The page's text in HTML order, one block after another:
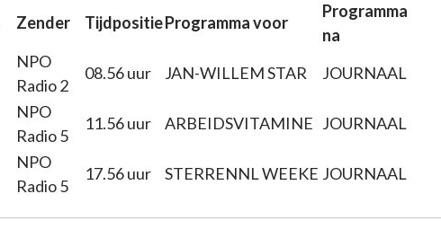
Zender TijdpositieProgramma voor
Programma
na
NPO
Radio 2
08.56 uur JAN-WILLEM STAR
JOURNAAL
NPO
Radio 5
11.56 uur ARBEIDSVITAMINE JOURNAAL
NPO
Radio 5
17.56 uur STERRENNL WEEKE JOURNAAL